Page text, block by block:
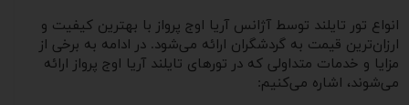
انواع تور تایلند توسط آژانس آریا اوج پرواز با بهترین کیفیت و
ارزان‌ترین قیمت به گردشگران ارائه می‌شود. در ادامه به برخی از
مزایا و خدمات متداولی که در تورهای تایلند آریا اوج پرواز ارائه
می‌شوند، اشاره می‌کنیم: